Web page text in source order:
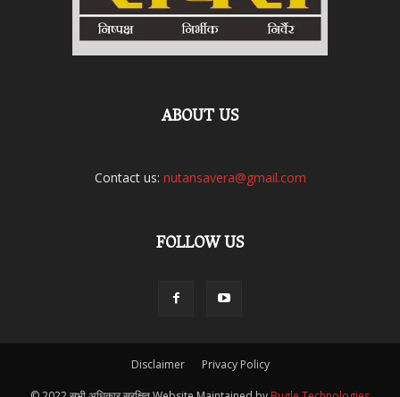
ABOUT US
Contact us: nutansavera@gmail.com
FOLLOW US
Disclaimer Privacy Policy